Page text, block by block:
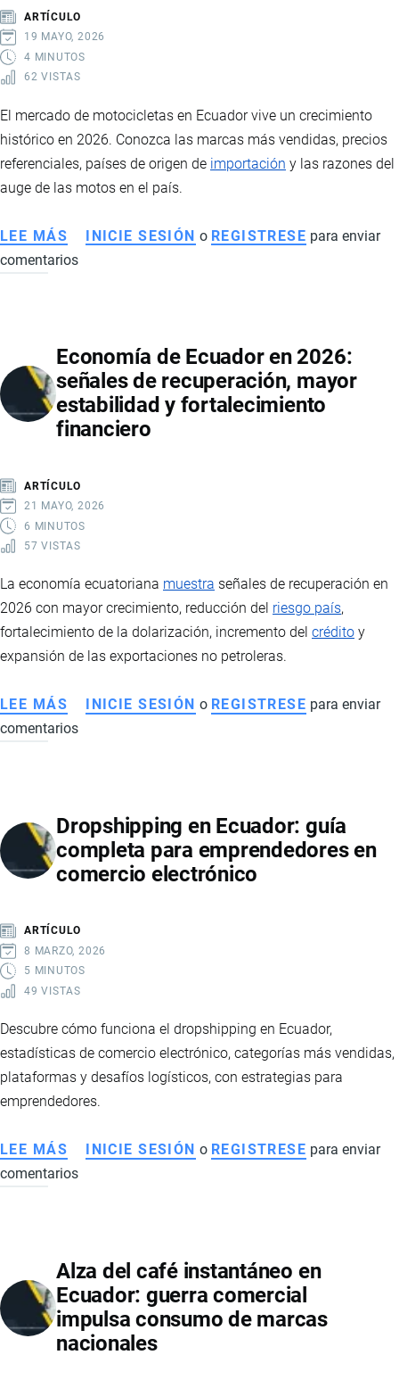
EN
PRODUCTORES
E
ARTÍCULO
19 MAYO, 2026
4 MINUTOS
62 VISTAS
El mercado de motocicletas en Ecuador vive un crecimiento
histórico en 2026. Conozca las marcas más vendidas, precios
referenciales, países de origen de importación y las razones del
auge de las motos en el país.
LEE MÁS SOBRE
MERCADO
ECUADOR
2026:
VENTAS
RÉCORD,
PRECIOS
Y
PAÍSES
INICIE SESIÓN o REGISTRESE para enviar
comentarios
Economía de Ecuador en 2026:
señales de recuperación, mayor
estabilidad y fortalecimiento
financiero
ARTÍCULO
21 MAYO, 2026
6 MINUTOS
57 VISTAS
La economía ecuatoriana muestra señales de recuperación en
2026 con mayor crecimiento, reducción del riesgo país,
fortalecimiento de la dolarización, incremento del crédito y
expansión de las exportaciones no petroleras.
LEE MÁS SOBRE
ECONOMÍA
2026:
SEÑALES
DE
ESTABILIDAD
Y
FORTALECIMIENTO
INICIE SESIÓN o REGISTRESE para enviar
comentarios
Dropshipping en Ecuador: guía
completa para emprendedores en
comercio electrónico
ARTÍCULO
8 MARZO, 2026
5 MINUTOS
49 VISTAS
Descubre cómo funciona el dropshipping en Ecuador,
estadísticas de comercio electrónico, categorías más vendidas,
plataformas y desafíos logísticos, con estrategias para
emprendedores.
LEE MÁS SOBRE
DROPSHIPPING
COMPLETA
PARA
EMPRENDEDORES
EN
INICIE SESIÓN o REGISTRESE para enviar
comentarios
Alza del café instantáneo en
Ecuador: guerra comercial
impulsa consumo de marcas
nacionales